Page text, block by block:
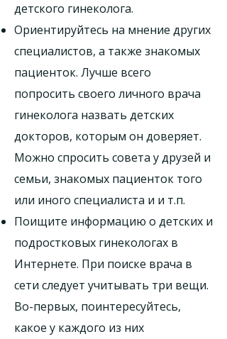
детского гинеколога.
Ориентируйтесь на мнение других
специалистов, а также знакомых
пациенток. Лучше всего
попросить своего личного врача
гинеколога назвать детских
докторов, которым он доверяет.
Можно спросить совета у друзей и
семьи, знакомых пациенток того
или иного специалиста и и т.п.
Поищите информацию о детских и
подростковых гинекологах в
Интернете. При поиске врача в
сети следует учитывать три вещи.
Во-первых, поинтересуйтесь,
какое у каждого из них